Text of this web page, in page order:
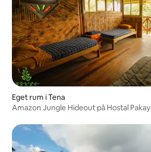
Eget rum i Tena
Amazon Jungle Hideout på Hostal Pakay